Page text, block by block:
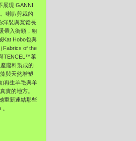
展現 GANNI
喇叭剪裁的
洋裝與寬鬆長
帶入街頭，粗
Kat Hobo包與
Fabrics of the
TENCEL™萊
廢料製成的
與天然增塑
再生羊毛與羊
實的地方。
重新連結那些